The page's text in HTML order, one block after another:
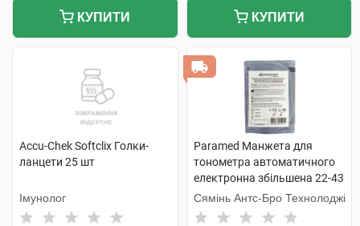
КУПИТИ КУПИТИ
Accu-Chek Softclix Голки-
ланцети 25 шт
Імунолог
Paramed Манжета для
тонометра автоматичного
електронна збільшена 22-43
см 1 шт
Сямінь Антс-Бро Технолоджі